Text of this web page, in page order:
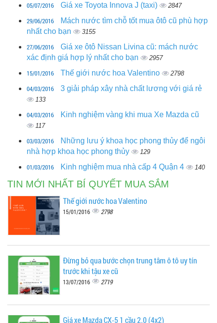
05/07/2016 Giá xe Toyota Innova J (taxi) 2847
29/06/2016
Mách nước tìm chỗ tốt mua ôtô cũ phù hợp
nhất cho bạn
3155
27/06/2016
Giá xe ôtô Nissan Livina cũ: mách nước
xác định giá hợp lý nhất cho bạn
2957
15/01/2016 Thế giới nước hoa Valentino 2798
04/03/2016 3 giải pháp xây nhà chất lương với giá rẻ
133
04/03/2016 Kinh nghiệm vàng khi mua Xe Mazda cũ
117
03/03/2016
Những lưu ý khoa học phong thủy để ngôi
nhà hợp khoa học phong thủy
129
01/03/2016 Kinh nghiệm mua nhà cấp 4 Quận 4 140
TIN MỚI NHẤT BÍ QUYẾT MUA SẮM
Thế giới nước hoa Valentino
15/01/2016 2798
Đừng bỏ qua bước chọn trung tâm ô tô uy tín
trước khi tậu xe cũ
13/07/2016 2719
Giá xe Mazda CX-5 1 cầu 2.0 (4x2)